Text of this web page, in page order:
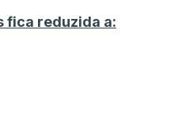
fica reduzida a: